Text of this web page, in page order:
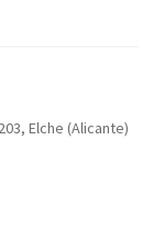
Elche (Alicante)